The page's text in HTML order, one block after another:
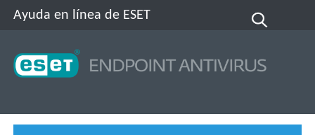
Ayuda en línea de ESET